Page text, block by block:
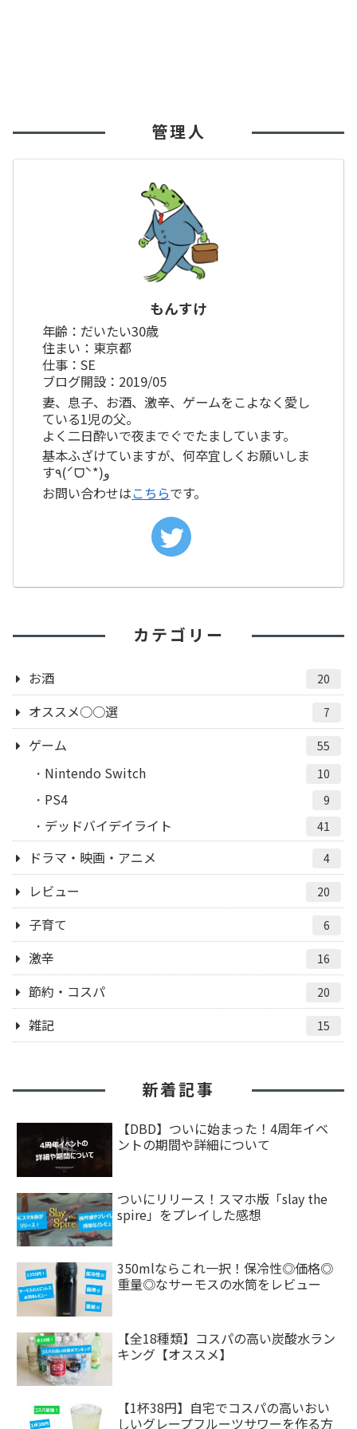
管理人
もんすけ
年齢：だいたい30歳
住まい：東京都
仕事：SE
ブログ開設：2019/05
妻、息子、お酒、激辛、ゲームをこよなく愛し
ている1児の父。
よく二日酔いで夜までぐでたましています。
基本ふざけていますが、何卒宜しくお願いしま
す٩(ˊᗜˋ*)و
お問い合わせはこちらです。
カテゴリー
お酒 20
オススメ○○選 7
ゲーム 55
Nintendo Switch 10
PS4 9
デッドバイデイライト 41
ドラマ・映画・アニメ 4
レビュー 20
子育て 6
激辛 16
節約・コスパ 20
雑記 15
新着記事
【DBD】ついに始まった！4周年イベ
ントの期間や詳細について
ついにリリース！スマホ版「slay the
spire」をプレイした感想
350mlならこれ一択！保冷性◎価格◎
重量◎なサーモスの水筒をレビュー
【全18種類】コスパの高い炭酸水ラン
キング【オススメ】
【1杯38円】自宅でコスパの高いおい
しいグレープフルーツサワーを作る方